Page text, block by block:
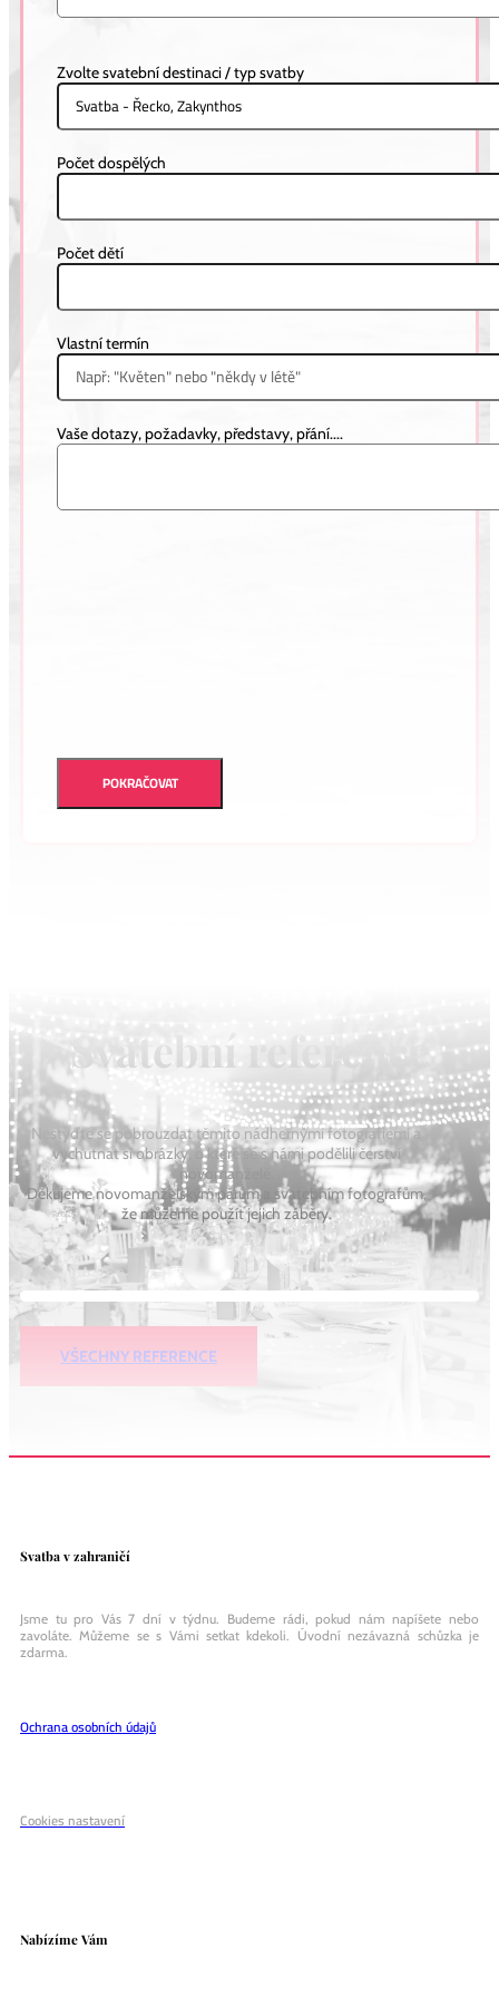
Nicola & Kristýna
MAURICIUS
Zvolte svatební destinaci / typ svatby
Počet dospělých
Počet dětí
Vlastní termín
Vaše dotazy, požadavky, představy, přání....
POKRAČOVAT
Svatební reference
Nestyďte se pobrouzdat těmito nádhernými fotografiemi a
vychutnat si obrázky, o které se s námi podělili čerství
novomanželé.
Děkujeme novomanželským párům a svatebním fotografům,
že můžeme použít jejich záběry.
VŠECHNY REFERENCE
Svatba v zahraničí
Jsme tu pro Vás 7 dní v týdnu. Budeme rádi, pokud nám napíšete nebo
zavoláte. Můžeme se s Vámi setkat kdekoli. Úvodní nezávazná schůzka je
zdarma.
Ochrana osobních údajů
Cookies nastavení
Nabízíme Vám